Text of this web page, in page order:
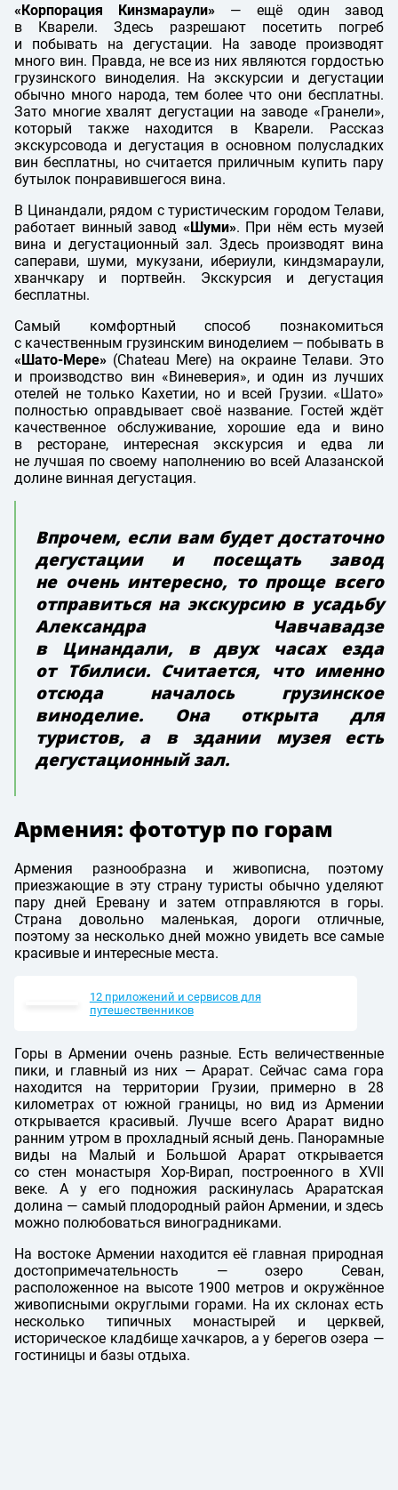
«Корпорация Кинзмараули» — ещё один завод
в Кварели. Здесь разрешают посетить погреб
и побывать на дегустации. На заводе производят
много вин. Правда, не все из них являются гордостью
грузинского виноделия. На экскурсии и дегустации
обычно много народа, тем более что они бесплатны.
Зато многие хвалят дегустации на заводе «Гранели»,
который также находится в Кварели. Рассказ
экскурсовода и дегустация в основном полусладких
вин бесплатны, но считается приличным купить пару
бутылок понравившегося вина.
В Цинандали, рядом с туристическим городом Телави,
работает винный завод «Шуми». При нём есть музей
вина и дегустационный зал. Здесь производят вина
саперави, шуми, мукузани, ибериули, киндзмараули,
хванчкару и портвейн. Экскурсия и дегустация
бесплатны.
Самый комфортный способ познакомиться
с качественным грузинским виноделием — побывать в
«Шато-Мере» (Chateau Mere) на окраине Телави. Это
и производство вин «Виневерия», и один из лучших
отелей не только Кахетии, но и всей Грузии. «Шато»
полностью оправдывает своё название. Гостей ждёт
качественное обслуживание, хорошие еда и вино
в ресторане, интересная экскурсия и едва ли
не лучшая по своему наполнению во всей Алазанской
долине винная дегустация.
Впрочем, если вам будет достаточно
дегустации и посещать завод
не очень интересно, то проще всего
отправиться на экскурсию в усадьбу
Александра Чавчавадзе
в Цинандали, в двух часах езда
от Тбилиси. Считается, что именно
отсюда началось грузинское
виноделие. Она открыта для
туристов, а в здании музея есть
дегустационный зал.
Армения: фототур по горам
Армения разнообразна и живописна, поэтому
приезжающие в эту страну туристы обычно уделяют
пару дней Еревану и затем отправляются в горы.
Страна довольно маленькая, дороги отличные,
поэтому за несколько дней можно увидеть все самые
красивые и интересные места.
12 приложений и сервисов для
путешественников
Горы в Армении очень разные. Есть величественные
пики, и главный из них — Арарат. Сейчас сама гора
находится на территории Грузии, примерно в 28
километрах от южной границы, но вид из Армении
открывается красивый. Лучше всего Арарат видно
ранним утром в прохладный ясный день. Панорамные
виды на Малый и Большой Арарат открывается
со стен монастыря Хор-Вирап, построенного в XVII
веке. А у его подножия раскинулась Араратская
долина — самый плодородный район Армении, и здесь
можно полюбоваться виноградниками.
На востоке Армении находится её главная природная
достопримечательность — озеро Севан,
расположенное на высоте 1900 метров и окружённое
живописными округлыми горами. На их склонах есть
несколько типичных монастырей и церквей,
историческое кладбище хачкаров, а у берегов озера —
гостиницы и базы отдыха.